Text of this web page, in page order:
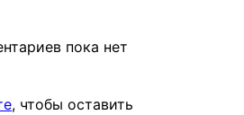
пока нет
, чтобы оставить